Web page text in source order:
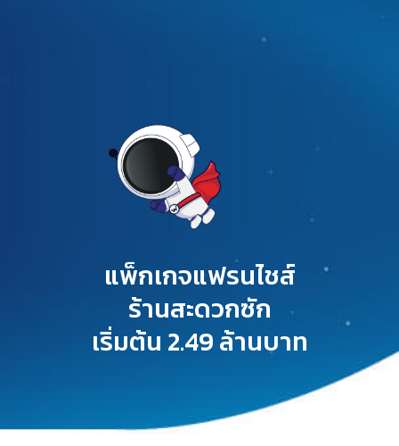
แพ็กเกจแฟรนไชส์
ร้านสะดวกซัก
เริ่มต้น 2.49 ล้านบาท